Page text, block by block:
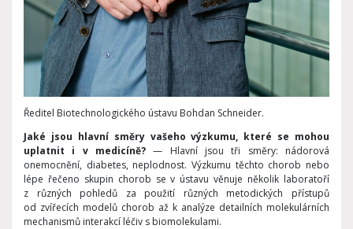
Ředitel Biotechnologického ústavu Bohdan Schneider.
Jaké jsou hlavní směry vašeho výzkumu, které se mohou
uplatnit i v medicíně? — Hlavní jsou tři směry: nádorová
onemocnění, diabetes, neplodnost. Výzkumu těchto chorob nebo
lépe řečeno skupin chorob se v ústavu věnuje několik laboratoří
z různých pohledů za použití různých metodických přístupů
od zvířecích modelů chorob až k analýze detailních molekulárních
mechanismů interakcí léčiv s biomolekulami.